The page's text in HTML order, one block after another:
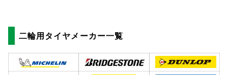
二輪用タイヤメーカー一覧